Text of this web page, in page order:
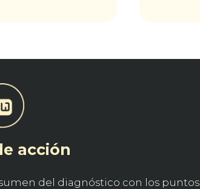
acción
del diagnóstico con los puntos